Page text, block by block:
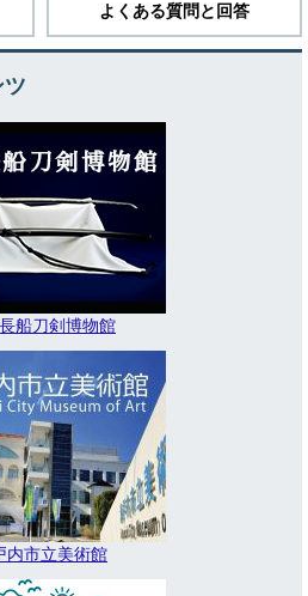
よくある質問と回答
船刀剣博物館
内市立美術館